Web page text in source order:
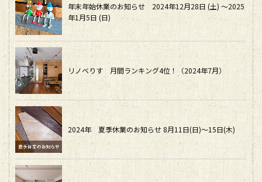
年末年始休業のお知らせ 2024年12月28日 (土) ～2025
年1月5日 (日)
リノベりす 月間ランキング4位！（2024年7月）
2024年 夏季休業のお知らせ 8月11日(日)～15日(木)